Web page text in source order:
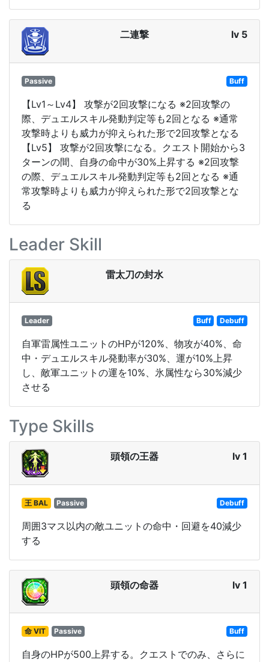
二連撃 lv 5
Passive Buff
【Lv1～Lv4】 攻撃が2回攻撃になる ※2回攻撃の
際、デュエルスキル発動判定等も2回となる ※通常
攻撃時よりも威力が抑えられた形で2回攻撃となる
【Lv5】 攻撃が2回攻撃になる。クエスト開始から3
ターンの間、自身の命中が30%上昇する ※2回攻撃
の際、デュエルスキル発動判定等も2回となる ※通
常攻撃時よりも威力が抑えられた形で2回攻撃とな
る
Leader Skill
雷太刀の封水
Leader Buff Debuff
自軍雷属性ユニットのHPが120%、物攻が40%、命
中・デュエルスキル発動率が30%、運が10%上昇
し、敵軍ユニットの運を10%、氷属性なら30%減少
させる
Type Skills
頭領の王器 lv 1
王 BAL Passive Debuff
周囲3マス以内の敵ユニットの命中・回避を40減少
する
頭領の命器 lv 1
命 VIT Passive Buff
自身のHPが500上昇する。クエストでのみ、さらに